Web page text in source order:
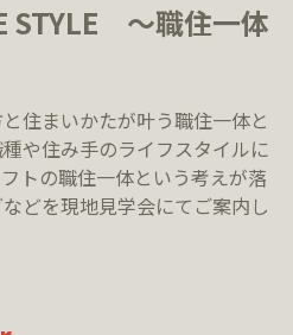
STYLE ～職住一体
住まいかたが叶う職住一体と
や住み手のライフスタイルに
トの職住一体という考えが落
どを現地見学会にてご案内し